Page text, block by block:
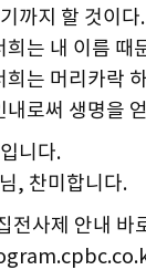
까지 할 것이다.
희는 내 이름 때
희는 머리카락
내로써 생명을
니다.
, 찬미합니다.
전사제 안내 바